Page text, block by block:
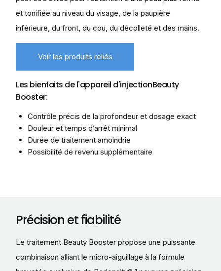
et tonifiée au niveau du visage, de la paupière
inférieure, du front, du cou, du décolleté et des mains.
Voir les produits reliés
Les bienfaits de l'appareil d'injectionBeauty
Booster:
Contrôle précis de la profondeur et dosage exact
Douleur et temps d’arrêt minimal
​Durée de traitement amoindrie
Possibilité de revenu supplémentaire
Précision et fiabilité
Le traitement Beauty Booster propose une puissante
combinaison alliant le micro-aiguillage à la formule